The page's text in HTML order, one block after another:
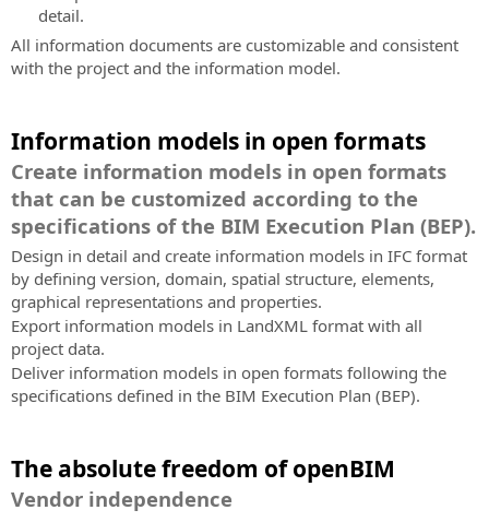
detail.
All information documents are customizable and consistent
with the project and the information model.
Information models in open formats
Create information models in open formats
that can be customized according to the
specifications of the BIM Execution Plan (BEP).
Design in detail and create information models in IFC format
by defining version, domain, spatial structure, elements,
graphical representations and properties.
Export information models in LandXML format with all
project data.
Deliver information models in open formats following the
specifications defined in the BIM Execution Plan (BEP).
The absolute freedom of openBIM
Vendor independence